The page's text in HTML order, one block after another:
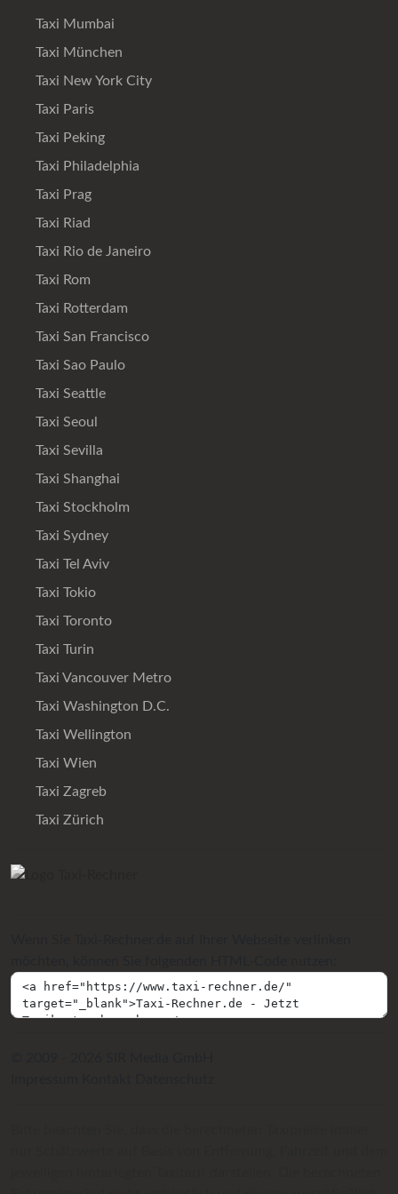
Taxi Mumbai
Taxi München
Taxi New York City
Taxi Paris
Taxi Peking
Taxi Philadelphia
Taxi Prag
Taxi Riad
Taxi Rio de Janeiro
Taxi Rom
Taxi Rotterdam
Taxi San Francisco
Taxi Sao Paulo
Taxi Seattle
Taxi Seoul
Taxi Sevilla
Taxi Shanghai
Taxi Stockholm
Taxi Sydney
Taxi Tel Aviv
Taxi Tokio
Taxi Toronto
Taxi Turin
Taxi Vancouver Metro
Taxi Washington D.C.
Taxi Wellington
Taxi Wien
Taxi Zagreb
Taxi Zürich